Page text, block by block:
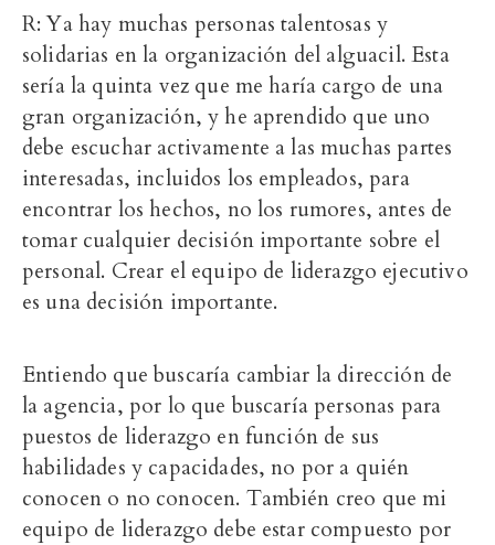
R: Ya hay muchas personas talentosas y
solidarias en la organización del alguacil. Esta
sería la quinta vez que me haría cargo de una
gran organización, y he aprendido que uno
debe escuchar activamente a las muchas partes
interesadas, incluidos los empleados, para
encontrar los hechos, no los rumores, antes de
tomar cualquier decisión importante sobre el
personal. Crear el equipo de liderazgo ejecutivo
es una decisión importante.
Entiendo que buscaría cambiar la dirección de
la agencia, por lo que buscaría personas para
puestos de liderazgo en función de sus
habilidades y capacidades, no por a quién
conocen o no conocen. También creo que mi
equipo de liderazgo debe estar compuesto por